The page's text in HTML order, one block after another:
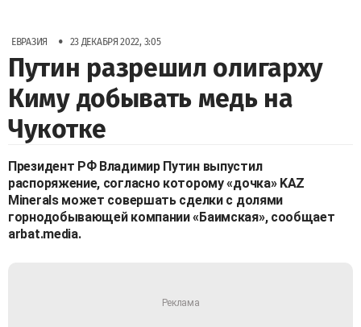
ЕВРАЗИЯ • 23 ДЕКАБРЯ 2022, 3:05
Путин разрешил олигарху
Киму добывать медь на
Чукотке
Президент РФ Владимир Путин выпустил
распоряжение, согласно которому «дочка» KAZ
Minerals может совершать сделки с долями
горнодобывающей компании «Баимская», сообщает
arbat.media.